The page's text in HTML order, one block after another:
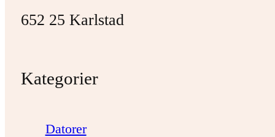
652 25 Karlstad
Kategorier
Datorer